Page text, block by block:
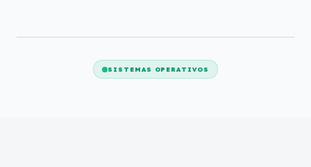
SISTEMAS OPERATIVOS